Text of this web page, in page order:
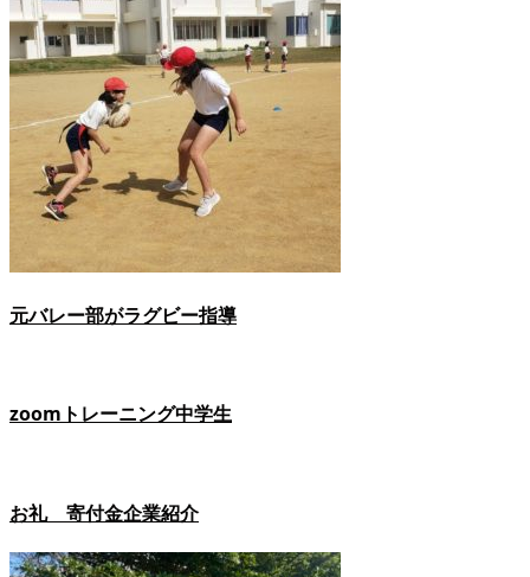
元バレー部がラグビー指導
zoomトレーニング中学生
お礼 寄付金企業紹介